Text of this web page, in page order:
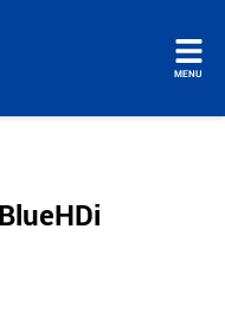
MENU